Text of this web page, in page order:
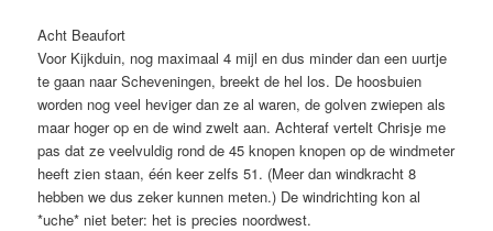
Acht Beaufort
Voor Kijkduin, nog maximaal 4 mijl en dus minder dan een uurtje
te gaan naar Scheveningen, breekt de hel los. De hoosbuien
worden nog veel heviger dan ze al waren, de golven zwiepen als
maar hoger op en de wind zwelt aan. Achteraf vertelt Chrisje me
pas dat ze veelvuldig rond de 45 knopen knopen op de windmeter
heeft zien staan, één keer zelfs 51. (Meer dan windkracht 8
hebben we dus zeker kunnen meten.) De windrichting kon al
*uche* niet beter: het is precies noordwest.